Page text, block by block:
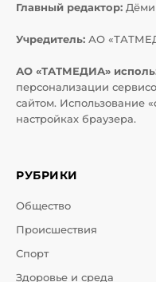
Главный редактор:
Учредитель: АО
АО «ТАТМЕДИА»
персонализации
сайтом. Использование
настройках браузера.
РУБРИКИ
Общество
Происшествия
Спорт
Здоровье и среда